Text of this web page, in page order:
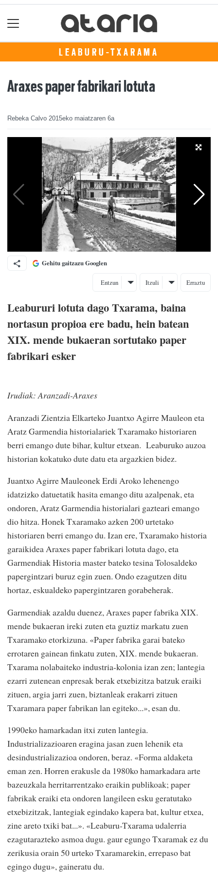
LEABURU-TXARAMA
Araxes paper fabrikari lotuta
Rebeka Calvo 2015eko maiatzaren 6a
Gehitu gaitzazu Googlen
Entzun Itzuli Erraztu
Leabururi lotuta dago Txarama, baina
nortasun propioa ere badu, hein batean
XIX. mende bukaeran sortutako paper
fabrikari esker
Irudiak: Aranzadi-Araxes
Aranzadi Zientzia Elkarteko Juantxo Agirre Mauleon eta
Aratz Garmendia historialariek Txaramako historiaren
berri emango dute bihar, kultur etxean. Leaburuko auzoa
historian kokatuko dute datu eta argazkien bidez.
Juantxo Agirre Mauleonek Erdi Aroko lehenengo
idatzizko datuetatik hasita emango ditu azalpenak, eta
ondoren, Aratz Garmendia historialari gazteari emango
dio hitza. Honek Txaramako azken 200 urtetako
historiaren berri emango du. Izan ere, Txaramako historia
garaikidea Araxes paper fabrikari lotuta dago, eta
Garmendiak Historia master bateko tesina Tolosaldeko
papergintzari buruz egin zuen. Ondo ezagutzen ditu
hortaz, eskualdeko papergintzaren gorabeherak.
Garmendiak azaldu duenez, Araxes paper fabrika XIX.
mende bukaeran ireki zuten eta guztiz markatu zuen
Txaramako etorkizuna. «Paper fabrika garai bateko
errotaren gainean finkatu zuten, XIX. mende bukaeran.
Txarama nolabaiteko industria-kolonia izan zen; lantegia
ezarri zutenean enpresak berak etxebizitza batzuk eraiki
zituen, argia jarri zuen, biztanleak erakarri zituen
Txaramara paper fabrikan lan egiteko...», esan du.
1990eko hamarkadan itxi zuten lantegia.
Industrializazioaren eragina jasan zuen lehenik eta
desindustrializazioa ondoren, beraz. «Forma aldaketa
eman zen. Horren erakusle da 1980ko hamarkadara arte
bazeuzkala herritarrentzako eraikin publikoak; paper
fabrikak eraiki eta ondoren langileen esku geratutako
etxebizitzak, lantegiak egindako kapera bat, kultur etxea,
zine areto txiki bat...». «Leaburu-Txarama udalerria
ezagutarazteko asmoa dugu. gaur egungo Txaramak ez du
zerikusia orain 50 urteko Txaramarekin, errepaso bat
egingo dugu», gaineratu du.